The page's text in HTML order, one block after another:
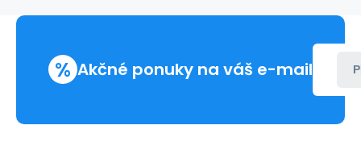
01
% Akčné ponuky na váš e-mail